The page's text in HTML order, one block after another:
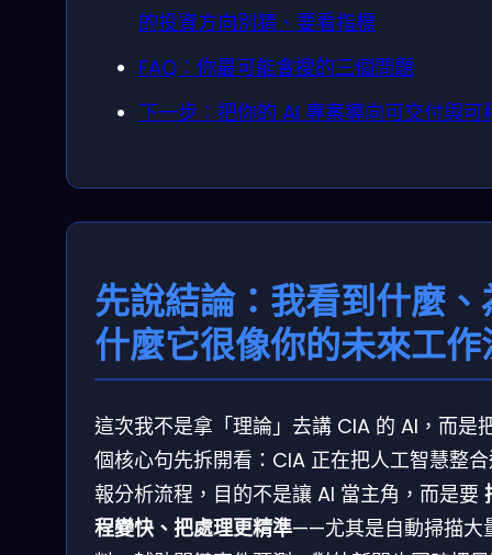
的投資方向別猜、要看指標
FAQ：你最可能會搜的三個問題
下一步：把你的 AI 專案導向可交付與可
先說結論：我看到什麼、
什麼它很像你的未來工作
這次我不是拿「理論」去講 CIA 的 AI，而是
個核心句先拆開看：CIA 正在把人工智慧整
報分析流程，目的不是讓 AI 當主角，而是要
程變快、把處理更精準——尤其是自動掃描大